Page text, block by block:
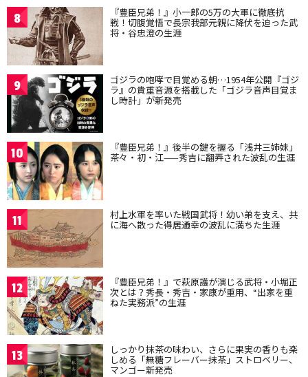
8 『豊臣兄弟！』小一郎の5万の大軍に徹底抗
戦！切腹覚悟で長宗我部元親に降伏を迫った武
将・谷忠澄の生涯
9 ゴジラの咆哮で目覚める朝…1954年公開『ゴジ
ラ』の貴重音源を搭載した「ゴジラ音声目覚ま
し時計」が新発売
10 『豊臣兄弟！』後半の鍵を握る「浅井三姉妹」
茶々・初・江——秀吉に翻弄された波乱の生涯
11 村上水軍を率いた戦国武将！幼い弟を支え、共
に海へ散った得居通幸の波乱に満ちた生涯
12 『豊臣兄弟！』で萩原護が演じる武将・小堀正
次とは？秀長・秀吉・家康が重用、“出家を重
ねた実務派”の生涯
13 しっかり抹茶の味わい、さらに果実の香りも楽
しめる「無糖フレーバー抹茶」ストロベリー、
マンゴー新発売